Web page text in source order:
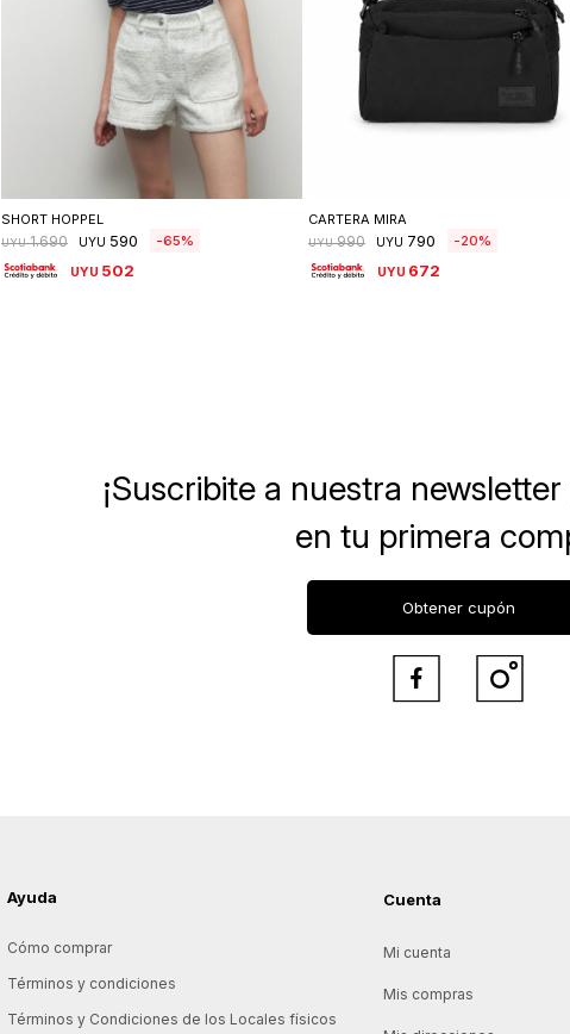
Seleccionar talle
SHORT HOPPEL
UYU 1.690 UYU 590 65
UYU 502
CARTERA MIRA
UYU 990 UYU 790 20
UYU 672
Ayuda
Cómo comprar
Términos y condiciones
Términos y Condiciones de los Locales físicos
Cuenta
Mi cuenta
Mis compras
¡Suscribite a nuestra newsletter
en tu primera
Obtener cupón
 